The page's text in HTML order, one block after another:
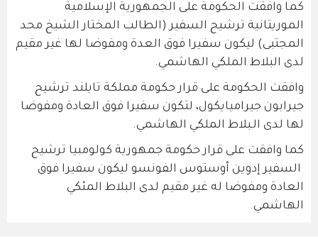
كما وافقت الحكومة على الجمهورية الإسلامية
الموريتانية ترشيح السفير (الطالب المختار الشيخ محد
المجتبى) ليكون سفيرا فوق العدة ومفوضا لها غير مقيم
لدى البلاط الملكي الهاشمي.
وافقت الحكومة على قرار حكومة مملكة تايلند ترشيح
جيرابون جيراميايكول، لتكون سفيرا فوق العادة ومفوضا
لها لدى الـبلاط الملكي الهاشمي.
كما وافقت على قرار حكومة جمهورية كولومبيا ترشيح
السفير إدوين أوستوس الفونسو ليكون سفيرا فوق
العادة ومفوضا له غير مقيم لدى البلاط المئكي
الهاشمي.